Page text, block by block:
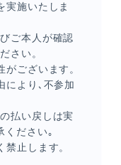
実施いたしま
ご本人が確認
さい。
ございます。
により､不参加
払い戻しは実
ください｡
止します。